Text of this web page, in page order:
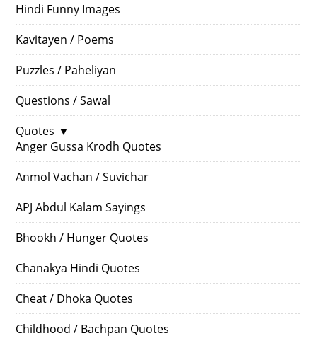
Hindi Funny Images
Kavitayen / Poems
Puzzles / Paheliyan
Questions / Sawal
Quotes ▼
Anger Gussa Krodh Quotes
Anmol Vachan / Suvichar
APJ Abdul Kalam Sayings
Bhookh / Hunger Quotes
Chanakya Hindi Quotes
Cheat / Dhoka Quotes
Childhood / Bachpan Quotes